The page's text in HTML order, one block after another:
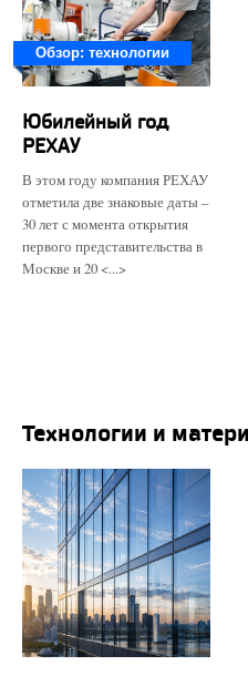
Обзор: технологии
Юбилейный год
РЕХАУ
В этом году компания РЕХАУ
отметила две знаковые даты –
30 лет с момента открытия
первого представительства в
Москве и 20 <...>
Технологии и